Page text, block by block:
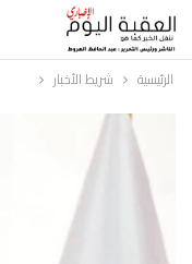
الرئيسية شريط الأخبار